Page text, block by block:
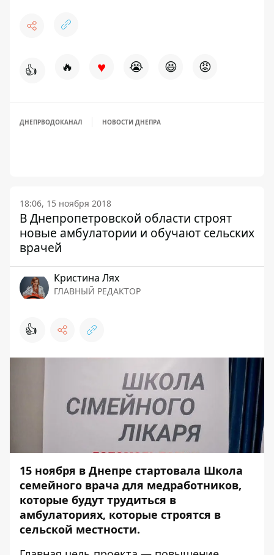
👍 🔥 ♥ 😭 😆 😡
ДНЕПРВОДОКАНАЛ НОВОСТИ ДНЕПРА
18:06, 15 ноября 2018
В Днепропетровской области строят
новые амбулатории и обучают сельских
врачей
Кристина Лях
ГЛАВНЫЙ РЕДАКТОР
👍
15 ноября в Днепре стартовала Школа
семейного врача для медработников,
которые будут трудиться в
амбулаториях, которые строятся в
сельской местности.